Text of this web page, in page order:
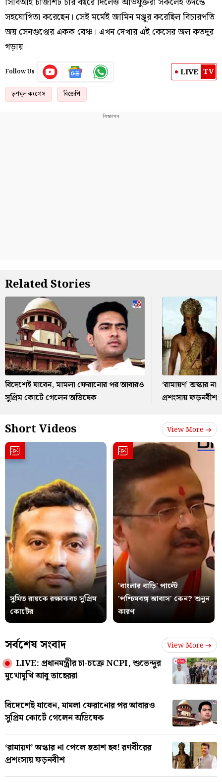
সহযোগিতা করেছেন। সেই মর্মেই জামিন মঞ্জুর করেছিল বিচারপতি
জয় সেনগুপ্তের একক বেঞ্চ। এখন দেখার এই কেসের জল কতদূর
গড়ায়।
Follow Us LIVE TV
তৃণমূল কংগ্রেস বিজেপি
Related Stories
বিদেশেই যাবেন, মামলা ফেরানোর পর আবারও
সুপ্রিম কোর্টে গেলেন অভিষেক
‘রামায়ণ’ অস্কার
প্রশংসায় ফড়নবীশ
Short Videos View More
সুমিত রায়কে রক্ষাকবচ সুপ্রিম
কোর্টের
'বাংলার বাড়ি' পাল্টে
'পশ্চিমবঙ্গ আবাস' কেন? শুনুন
কারণ
সর্বশেষ সংবাদ View More
LIVE: প্রধানমন্ত্রীর চা-চক্রে NCPI, শুভেন্দুর
মুখোমুখি আবু তাহেররা
বিদেশেই যাবেন, মামলা ফেরানোর পর আবারও
সুপ্রিম কোর্টে গেলেন অভিষেক
‘রামায়ণ’ অস্কার না পেলে হতাশ হব! রণবীরের
প্রশংসায় ফড়নবীশ